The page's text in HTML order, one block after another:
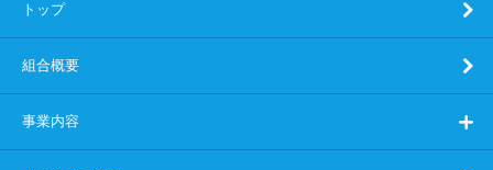
トップ
組合概要
事業内容